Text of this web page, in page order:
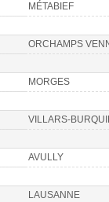
MÉTABIEF
ORCHAMPS
MORGES
VILLARS-
AVULLY
LAUSANNE